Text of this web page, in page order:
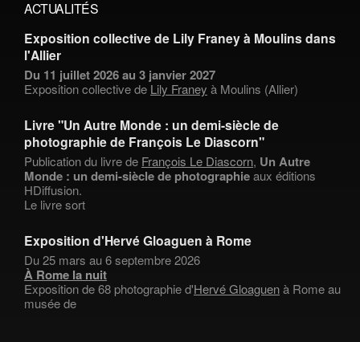
ACTUALITÉS
Exposition collective de Lily Franey à Moulins dans
l'Allier
Du 11 juillet 2026 au 3 janvier 2027
Exposition collective de Lily Franey à Moulins (Allier)
Livre "Un Autre Monde : un demi-siècle de
photographie de François Le Diascorn"
Publication du livre de François Le Diascorn, Un Autre
Monde : un demi-siècle de photographieaux éditions
HDiffusion.
Le livre sort
Exposition d'Hervé Gloaguen à Rome
Du 25 mars au 6 septembre 2026
À Rome la nuit
Exposition de 68 photographie d'Hervé Gloaguenà Rome au
musée de